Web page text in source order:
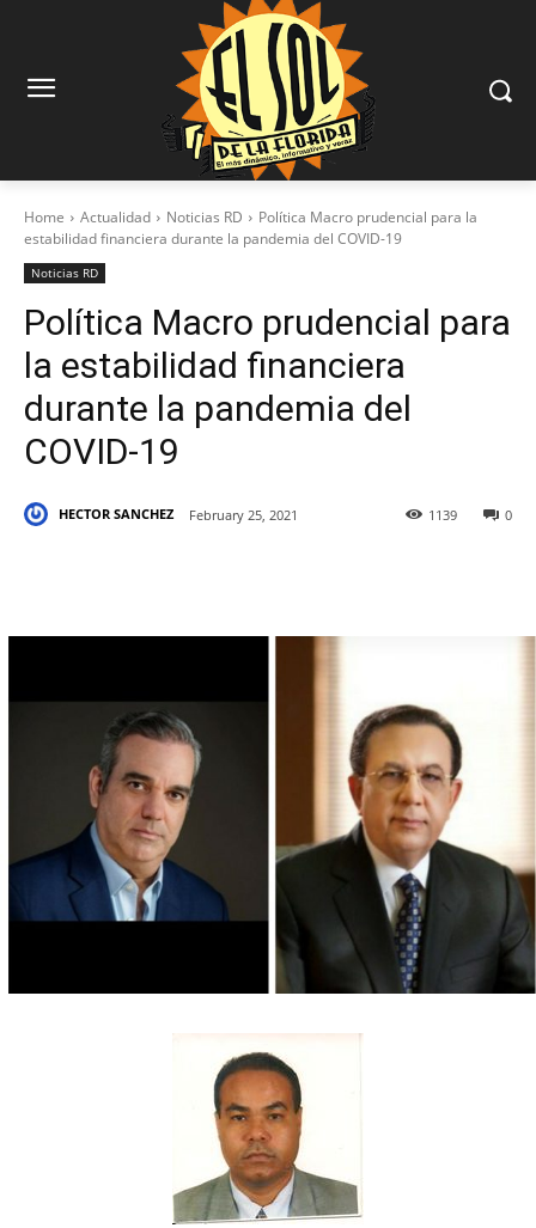
Home Actualidad Noticias RD
Política Macro prudencial para la
estabilidad financiera durante la pandemia del COVID-19
Noticias RD
Política Macro prudencial para
la estabilidad financiera
durante la pandemia del
COVID-19
HECTOR SANCHEZ February 25, 2021 0
1139